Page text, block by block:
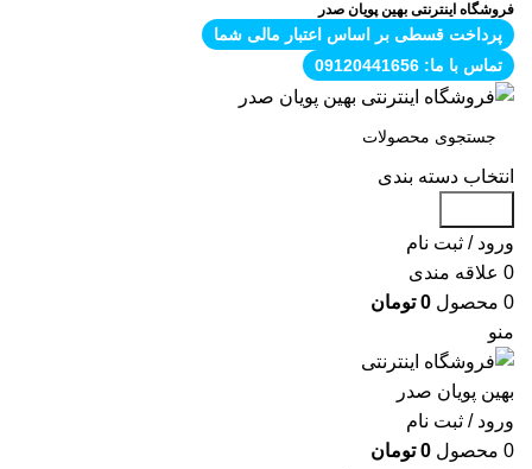
فروشگاه اینترنتی بهین پویان صدر
پرداخت قسطی بر اساس اعتبار مالی شما
تماس با ما: 09120441656
انتخاب دسته بندی
ورود / ثبت نام
0 علاقه مندی
0 محصول 0 تومان
منو
ورود / ثبت نام
0 محصول 0 تومان